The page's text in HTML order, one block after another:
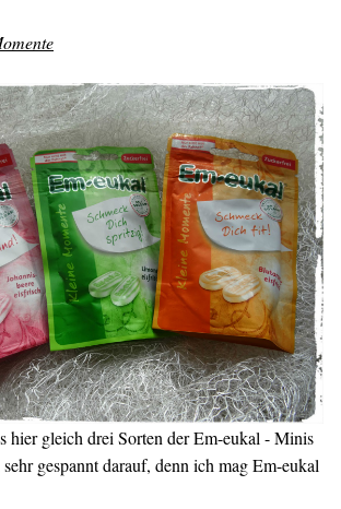
hier gleich drei Sorten der Em-eukal - Minis
gespannt darauf, denn ich mag Em-eukal